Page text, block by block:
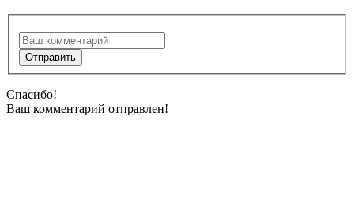
Спасибо!
Ваш комментарий отправлен!